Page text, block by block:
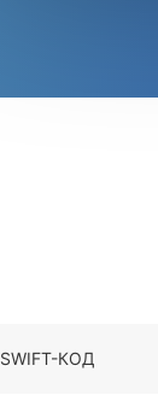
SWIFT-КОД